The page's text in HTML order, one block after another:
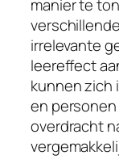
m
a
A
R
T
v
o
manier te
irrelevante
leereffect
kunnen zich
en personen
overdracht